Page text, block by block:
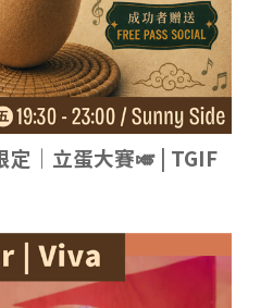
｜立蛋大賽🎺 | TGIF